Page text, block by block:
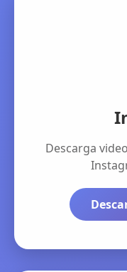
Descarga